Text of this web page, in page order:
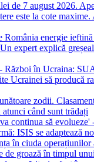
de 7 august 2026.
este la cote
România energie
expert explică
în Ucraina:
Ucrainei să producă
zodii.
când sunt trădați
continua să
ISIS se adaptează
în ciuda operațiunilor
de groază în timpul